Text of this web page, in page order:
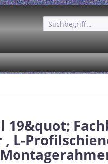
19&quot;
L-